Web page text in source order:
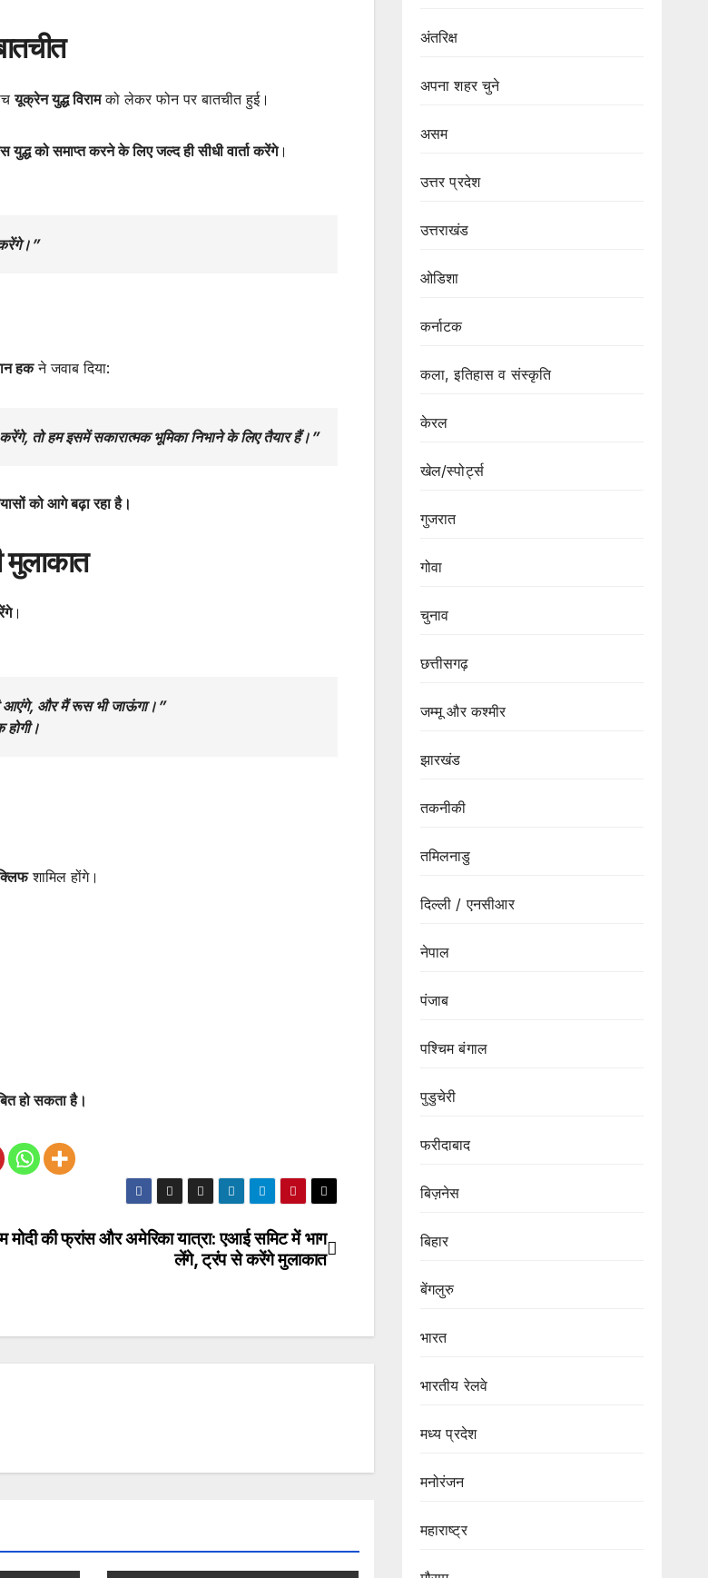
यूक्रेन युद्ध विरामको लेकर फोन पर बातचीत हुई।
को समाप्त करने के लिए जल्द ही सीधी वार्ता करेंगे।
करेंगे।”
हकने जवाब दिया:
करेंगे, तो हम इसमें सकारात्मक भूमिका निभाने के लिए तैयार हैं।”
को आगे बढ़ा रहा है।
।
आएंगे, और मैं रूस भी जाऊंगा।”
होगी।
शामिल होंगे।
हो सकता है।
मोदी की फ्रांस और अमेरिका यात्रा: एआई समिट में भाग
लेंगे, ट्रंप से करेंगे मुलाकात
अंतरिक्ष
अपना शहर चुने
असम
उत्तर प्रदेश
उत्तराखंड
ओडिशा
कर्नाटक
कला, इतिहास व संस्कृति
केरल
खेल/स्पोर्ट्स
गुजरात
गोवा
चुनाव
छत्तीसगढ़
जम्मू और कश्मीर
झारखंड
तकनीकी
तमिलनाडु
दिल्ली / एनसीआर
नेपाल
पंजाब
पश्चिम बंगाल
पुडुचेरी
फरीदाबाद
बिज़नेस
बिहार
बेंगलुरु
भारत
भारतीय रेलवे
मध्य प्रदेश
मनोरंजन
महाराष्ट्र